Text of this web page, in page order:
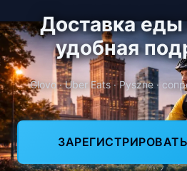
Доставка
удобная
Glovo · Uber Eats · Pyszne ·